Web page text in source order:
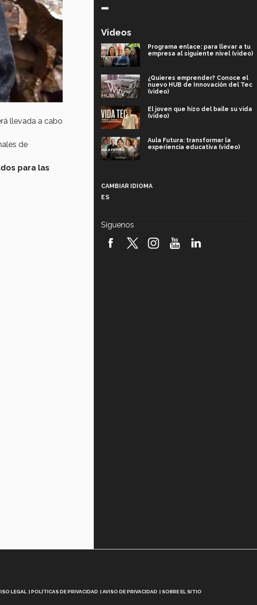
llevada a cabo
de
para las
Videos
Programa enlace: para llevar a tu
empresa al siguiente nivel (video)
¿Quieres emprender? Conoce el
nuevo HUB de Innovación del Tec
(video)
El joven que hizo del baile su vida
(video)
Aula Futura: transformar la
experiencia educativa (video)
robótica FIRST 2026! (video)
CAMBIAR IDIOMA
ES
Síguenos
LEGAL POLÍTICAS DE PRIVACIDAD AVISO DE PRIVACIDAD SOBRE EL SITIO